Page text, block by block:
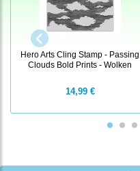
Hero Arts Cling Stamp - Passing
Clouds Bold Prints - Wolken
14,99 €